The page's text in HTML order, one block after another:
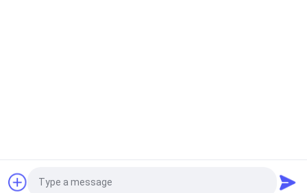
Fabriek.Copyright © 2026 Dongguan Lanjin